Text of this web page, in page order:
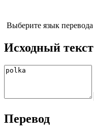
Выберите язык перевода
Исходный текст
Перевод